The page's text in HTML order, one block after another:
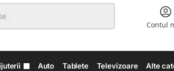
Contul
Auto Tablete Televizoare Alte